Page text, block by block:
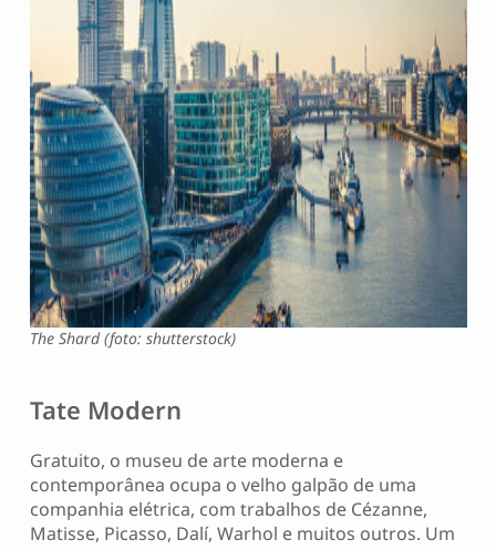
The Shard (foto: shutterstock)
Tate Modern
Gratuito, o museu de arte moderna e
contemporânea ocupa o velho galpão de uma
companhia elétrica, com trabalhos de Cézanne,
Matisse, Picasso, Dalí, Warhol e muitos outros. Um